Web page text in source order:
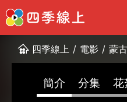
四季線上 / 電影 / 蒙
簡介 分集 花